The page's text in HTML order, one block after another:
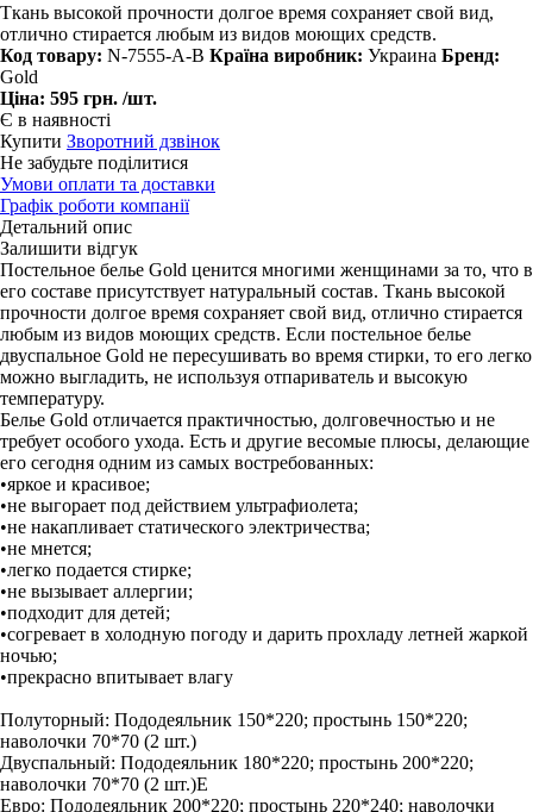
Ткань высокой прочности долгое время сохраняет свой вид,
отлично стирается любым из видов моющих средств.
Код товару: N-7555-A-B Країна виробник: Украина Бренд:
Gold
Ціна: 595 грн. /шт.
Є в наявності
Купити Зворотний дзвінок
Не забудьте поділитися
Умови оплати та доставки
Графік роботи компанії
Детальний опис
Залишити відгук
Постельное белье Gold ценится многими женщинами за то, что в
его составе присутствует натуральный состав. Ткань высокой
прочности долгое время сохраняет свой вид, отлично стирается
любым из видов моющих средств. Если постельное белье
двуспальное Gold не пересушивать во время стирки, то его легко
можно выгладить, не используя отпариватель и высокую
температуру.
Белье Gold отличается практичностью, долговечностью и не
требует особого ухода. Есть и другие весомые плюсы, делающие
его сегодня одним из самых востребованных:
•яркое и красивое;
•не выгорает под действием ультрафиолета;
•не накапливает статического электричества;
•не мнется;
•легко подается стирке;
•не вызывает аллергии;
•подходит для детей;
•согревает в холодную погоду и дарить прохладу летней жаркой
ночью;
•прекрасно впитывает влагу
Полуторный: Пододеяльник 150*220; простынь 150*220;
наволочки 70*70 (2 шт.)
Двуспальный: Пододеяльник 180*220; простынь 200*220;
наволочки 70*70 (2 шт.)Е
Евро: Пододеяльник 200*220; простынь 220*240; наволочки